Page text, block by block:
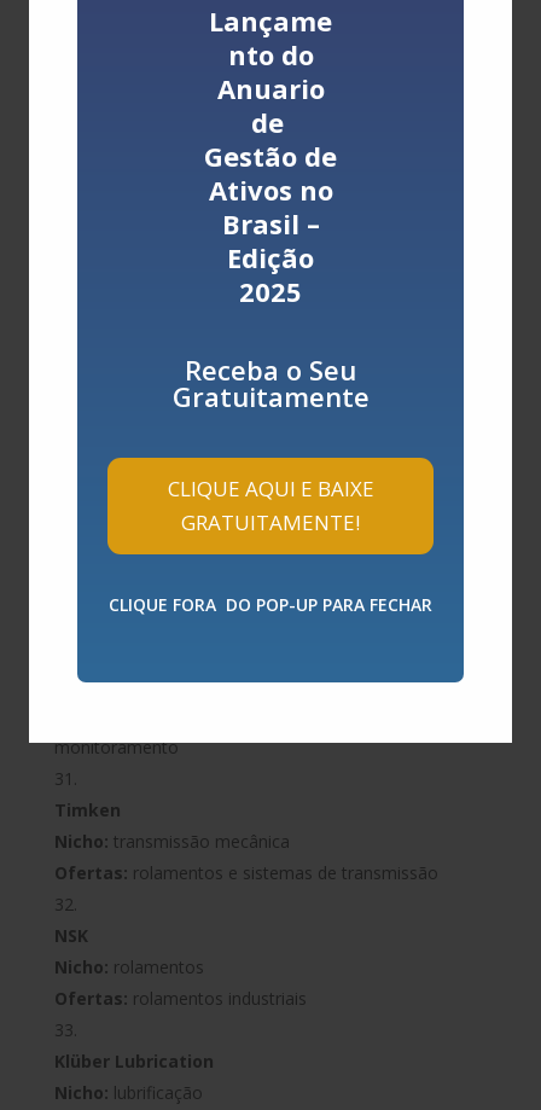
Lançame
nto do
Anuario
de
Gestão de
Ativos no
Brasil –
Edição
2025
Receba o Seu
Gratuitamente
CLIQUE AQUI E BAIXE
GRATUITAMENTE!
CLIQUE FORA DO POP-UP PARA FECHAR
câmeras térmicas e sistemas de imagem
testes elétricos
instrumentos de ensaio e diagnóstico
câmeras térmicas e inspeção visual
rolamentos e confiabilidade
Ofertas:rolamentos, lubrificação, serviços e análise
Nicho:rolamentos e mecatrônica
monitoramento
Timken
Nicho: transmissão mecânica
Ofertas: rolamentos e sistemas de transmissão
NSK
Nicho: rolamentos
Ofertas: rolamentos industriais
Klüber Lubrication
Nicho: lubrificação